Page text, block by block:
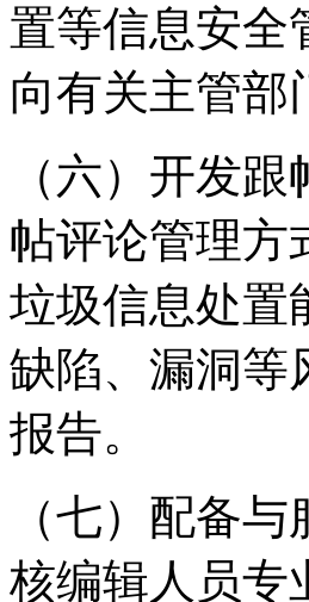
置等信息安全
向有关主管部
（六）开发
帖评论管理方
垃圾信息处置
缺陷、漏洞等
报告。
（七）配备
核编辑人员专